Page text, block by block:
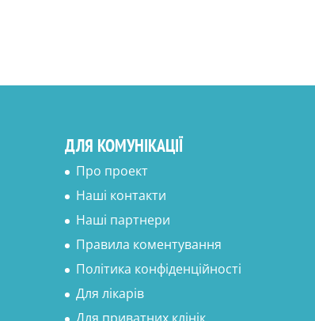
ДЛЯ КОМУНІКАЦІЇ
Про проект
Наші контакти
Наші партнери
Правила коментування
Політика конфіденційності
Для лікарів
Для приватних клінік